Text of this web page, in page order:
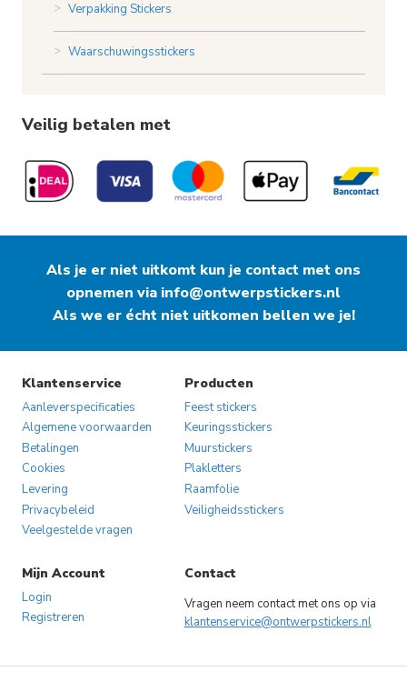
Verpakking Stickers
Waarschuwingsstickers
Veilig betalen met
Als je er niet uitkomt kun je contact met ons
opnemen via info@ontwerpstickers.nl
Als we er écht niet uitkomen bellen we je!
Klantenservice
Aanleverspecificaties
Algemene voorwaarden
Betalingen
Cookies
Levering
Privacybeleid
Veelgestelde vragen
Producten
Feest stickers
Keuringsstickers
Muurstickers
Plakletters
Raamfolie
Veiligheidsstickers
Mijn Account
Login
Registreren
Contact
Vragen neem contact met ons op via
klantenservice@ontwerpstickers.nl